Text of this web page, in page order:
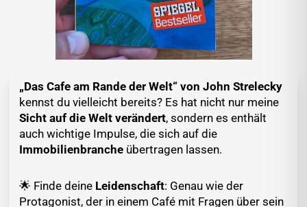
„Das Cafe am Rande der Welt“ von John Strelecky
kennst du vielleicht bereits? Es hat nicht nur meine
Sicht auf die Welt verändert, sondern es enthält
auch wichtige Impulse, die sich auf die
Immobilienbranche übertragen lassen.
🌟 Finde deine Leidenschaft: Genau wie der
Protagonist, der in einem Café mit Fragen über sein